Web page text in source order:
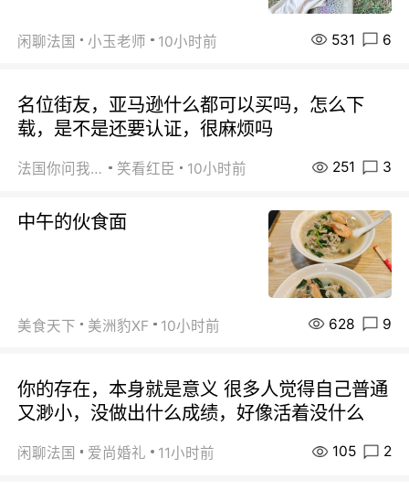
闲聊法国 小玉老师 10小时前 531 6
名位街友，亚马逊什么都可以买吗，怎么下
载，是不是还要认证，很麻烦吗
法国你问我答 笑看红臣 10小时前 251 3
中午的伙食面
美食天下 美洲豹XF 10小时前 628 9
你的存在，本身就是意义 很多人觉得自己普通
又渺小，没做出什么成绩，好像活着没什么
闲聊法国 爱尚婚礼 11小时前 105 2